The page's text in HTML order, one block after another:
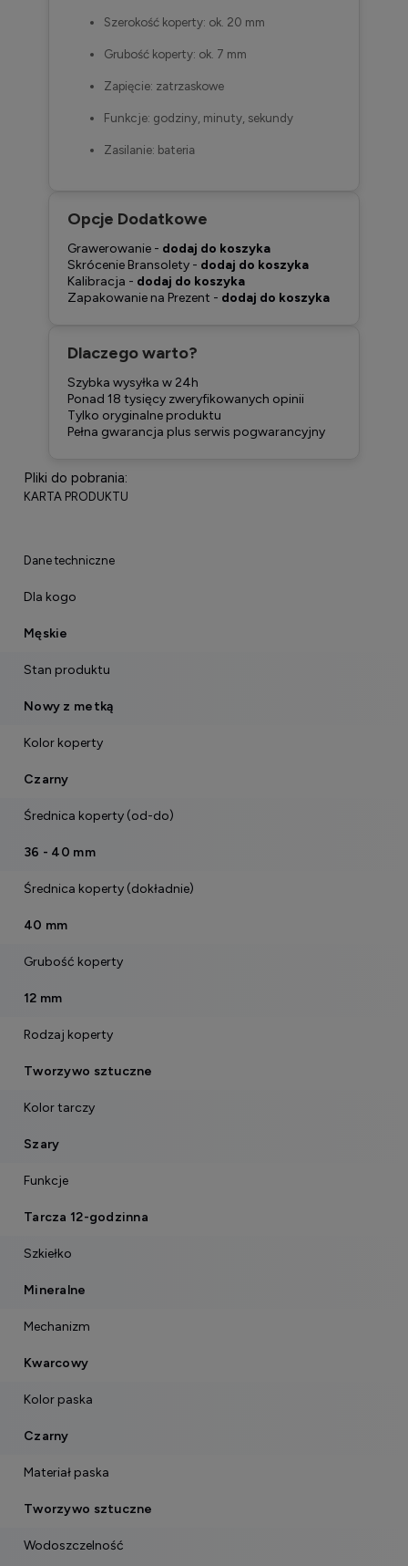
Szerokość koperty: ok. 20 mm
Grubość koperty: ok. 7 mm
Zapięcie: zatrzaskowe
Funkcje: godziny, minuty, sekundy
Zasilanie: bateria
Opcje Dodatkowe
Grawerowanie - dodaj do koszyka
Skrócenie Bransolety - dodaj do koszyka
Kalibracja - dodaj do koszyka
Zapakowanie na Prezent - dodaj do koszyka
Dlaczego warto?
Szybka wysyłka w 24h
Ponad 18 tysięcy zweryfikowanych opinii
Tylko oryginalne produktu
Pełna gwarancja plus serwis pogwarancyjny
Pliki do pobrania:
KARTA PRODUKTU
Dane techniczne
Dla kogo
Męskie
Stan produktu
Nowy z metką
Kolor koperty
Czarny
Średnica koperty (od-do)
36 - 40 mm
Średnica koperty (dokładnie)
40 mm
Grubość koperty
12 mm
Rodzaj koperty
Tworzywo sztuczne
Kolor tarczy
Szary
Funkcje
Tarcza 12-godzinna
Szkiełko
Mineralne
Mechanizm
Kwarcowy
Kolor paska
Czarny
Materiał paska
Tworzywo sztuczne
Wodoszczelność